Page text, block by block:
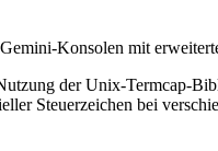
Konsolen mit
der Unix-Termcap-
Steuerzeichen bei